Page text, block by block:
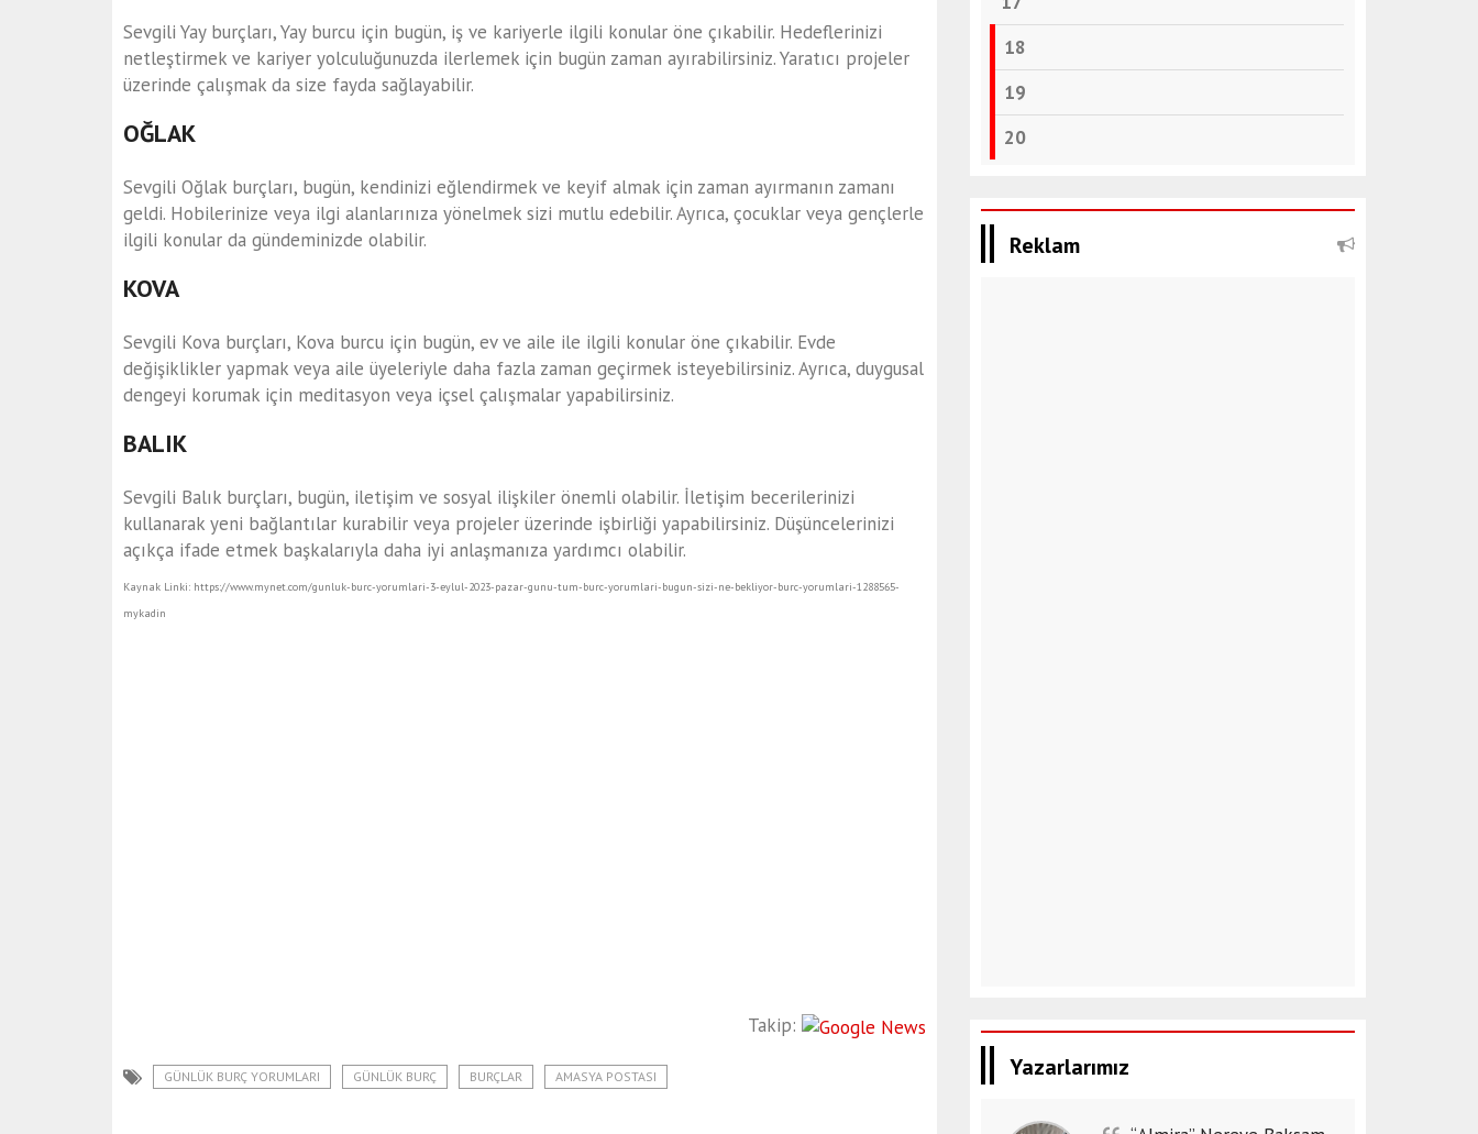
Sevgili Yay burçları, Yay burcu için bugün, iş ve kariyerle ilgili konular öne çıkabilir. Hedeflerinizi
netleştirmek ve kariyer yolculuğunuzda ilerlemek için bugün zaman ayırabilirsiniz. Yaratıcı projeler
üzerinde çalışmak da size fayda sağlayabilir.
OĞLAK
Sevgili Oğlak burçları, bugün, kendinizi eğlendirmek ve keyif almak için zaman ayırmanın zamanı
geldi. Hobilerinize veya ilgi alanlarınıza yönelmek sizi mutlu edebilir. Ayrıca, çocuklar veya gençlerle
ilgili konular da gündeminizde olabilir.
KOVA
Sevgili Kova burçları, Kova burcu için bugün, ev ve aile ile ilgili konular öne çıkabilir. Evde
değişiklikler yapmak veya aile üyeleriyle daha fazla zaman geçirmek isteyebilirsiniz. Ayrıca, duygusal
dengeyi korumak için meditasyon veya içsel çalışmalar yapabilirsiniz.
BALIK
Sevgili Balık burçları, bugün, iletişim ve sosyal ilişkiler önemli olabilir. İletişim becerilerinizi
kullanarak yeni bağlantılar kurabilir veya projeler üzerinde işbirliği yapabilirsiniz. Düşüncelerinizi
açıkça ifade etmek başkalarıyla daha iyi anlaşmanıza yardımcı olabilir.
Kaynak Linki: https://www.mynet.com/gunluk-burc-yorumlari-3-eylul-2023-pazar-gunu-tum-burc-yorumlari-bugun-sizi-ne-bekliyor-burc-yorumlari-1288565-
mykadin
Takip:
GÜNLÜK BURÇ YORUMLARI GÜNLÜK BURÇ BURÇLAR AMASYA POSTASI
18
19
20
Reklam
Yazarlarımız